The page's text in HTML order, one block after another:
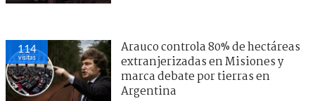
114
visitas
Arauco controla 80% de hectáreas
extranjerizadas en Misiones y
marca debate por tierras en
Argentina